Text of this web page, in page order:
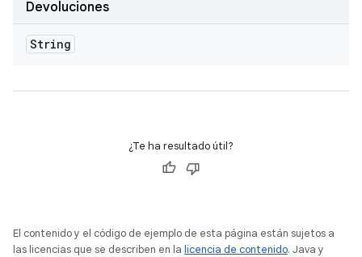
Devoluciones
String
¿Te ha resultado útil?
El contenido y el código de ejemplo de esta página están sujetos a
las licencias que se describen en la licencia de contenido. Java y